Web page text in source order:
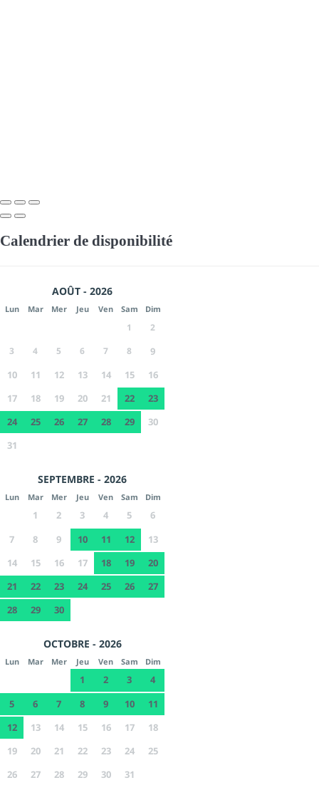
Calendrier de disponibilité
AOÛT - 2026
Lun Mar Mer Jeu Ven Sam Dim
1
2
3
4 5 6 7 8
9
10
11 12 13 14 15
16
17
18 19 20 21 22
23
24
25 26 27 28 29
30
31
SEPTEMBRE - 2026
Lun Mar Mer Jeu Ven Sam Dim
1 2 3 4 5
6
7
8 9 10 11 12
13
14
15 16 17 18 19
20
21
22 23 24 25 26
27
28
29 30
OCTOBRE - 2026
Lun Mar Mer Jeu Ven Sam Dim
1 2 3
4
5
6 7 8 9 10
11
12
13 14 15 16 17
18
19
20 21 22 23 24
25
26
27 28 29 30 31